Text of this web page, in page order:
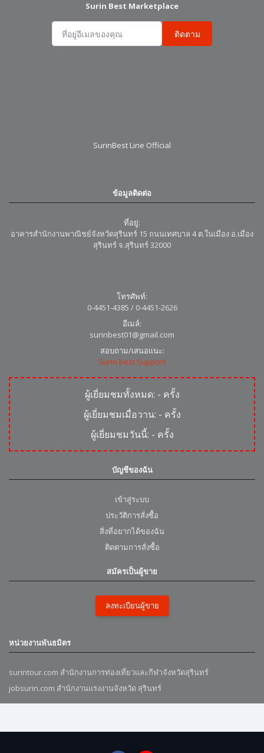
Surin Best Marketplace
ติดตาม
SurinBest Line Official
ข้อมูลติดต่อ
ที่อยู่:
อาคารสำนักงานพาณิชย์จังหวัดสุรินทร์ 15 ถนนเทศบาล 4 ต.ในเมือง อ.เมือง
สุรินทร์ จ.สุรินทร์ 32000
โทรศัพท์:
0-4451-4385 / 0-4451-2626
อีเมล์:
surinbest01@gmail.com
สอบถาม/เสนอแนะ:
Surin best Support
ผู้เยี่ยมชมทั้งหมด: - ครั้ง
ผู้เยี่ยมชมเมื่อวาน: - ครั้ง
ผู้เยี่ยมชมวันนี้: - ครั้ง
บัญชีของฉัน
เข้าสู่ระบบ
ประวัติการสั่งซื้อ
สิ่งที่อยากได้ของฉัน
ติดตามการสั่งซื้อ
สมัครเป็นผู้ขาย
ลงทะเบียนผู้ขาย
หน่วยงานพันธมิตร
surintour.com สำนักงานการท่องเที่ยวและกีฬาจังหวัดสุรินทร์
jobsurin.com สำนักงานแรงงานจังหวัด สุรินทร์